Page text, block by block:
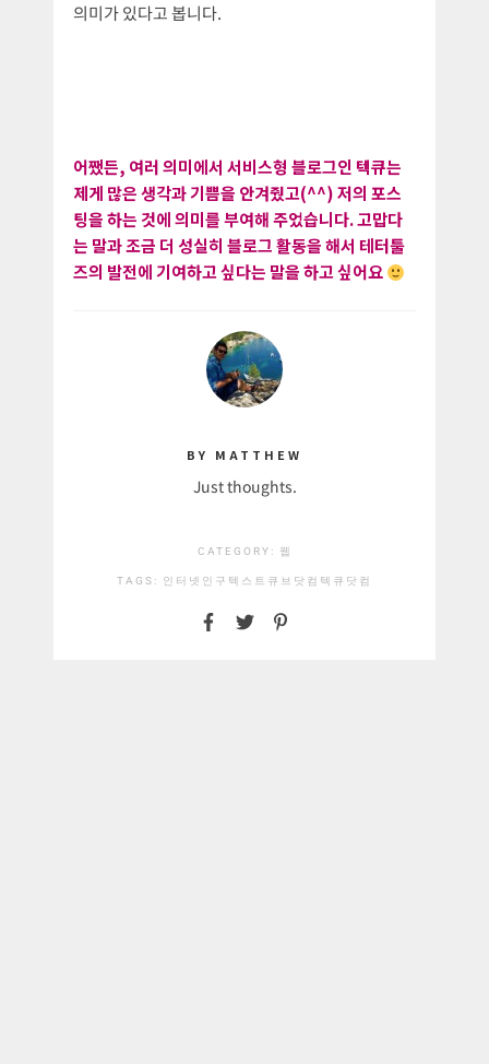
의미가 있다고 봅니다.
어쨌든, 여러 의미에서 서비스형 블로그인 텍큐는
제게 많은 생각과 기쁨을 안겨줬고(^^) 저의 포스
팅을 하는 것에 의미를 부여해 주었습니다. 고맙다
는 말과 조금 더 성실히 블로그 활동을 해서 테터툴
즈의 발전에 기여하고 싶다는 말을 하고 싶어요
BY MATTHEW
Just thoughts.
CATEGORY: 웹
TAGS: 인터넷인구 텍스트큐브닷컴 텍큐닷컴